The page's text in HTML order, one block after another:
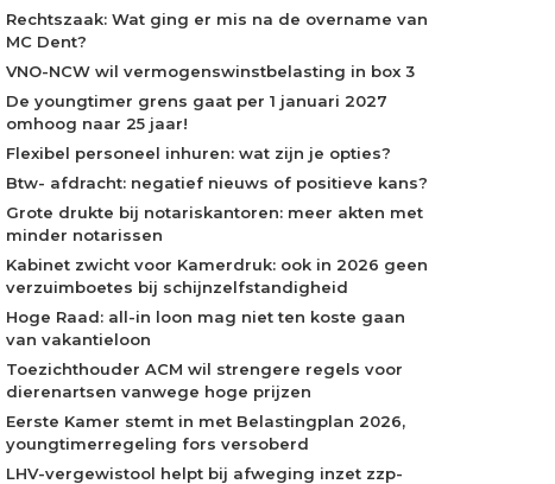
Rechtszaak: Wat ging er mis na de overname van
MC Dent?
VNO-NCW wil vermogenswinstbelasting in box 3
De youngtimer grens gaat per 1 januari 2027
omhoog naar 25 jaar!
Flexibel personeel inhuren: wat zijn je opties?
Btw- afdracht: negatief nieuws of positieve kans?
Grote drukte bij notariskantoren: meer akten met
minder notarissen
Kabinet zwicht voor Kamerdruk: ook in 2026 geen
verzuimboetes bij schijnzelfstandigheid
Hoge Raad: all-in loon mag niet ten koste gaan
van vakantieloon
Toezichthouder ACM wil strengere regels voor
dierenartsen vanwege hoge prijzen
Eerste Kamer stemt in met Belastingplan 2026,
youngtimerregeling fors versoberd
LHV-vergewistool helpt bij afweging inzet zzp-